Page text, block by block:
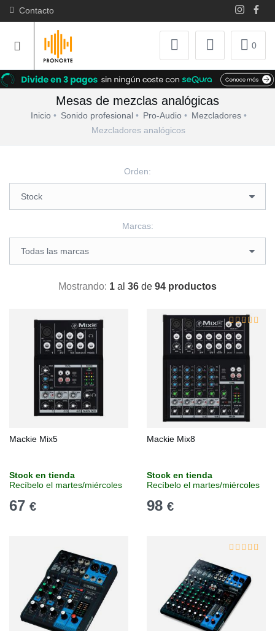
Contacto
0
Mesas de mezclas analógicas
Inicio Sonido profesional Pro-Audio
Mezcladores
Mezcladores analógicos
Orden:
Marcas:
Mostrando: 1 al 36 de 94 productos
Mackie Mix5
Stock en tienda
Recíbelo el martes/miércoles
67 €
Mackie Mix8
Stock en tienda
Recíbelo el martes/miércoles
98 €